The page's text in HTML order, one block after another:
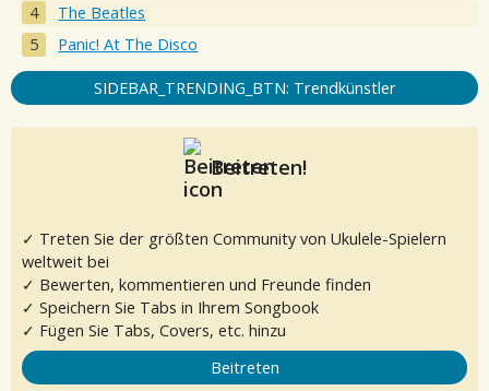
The Beatles
Panic! At The Disco
SIDEBAR_TRENDING_BTN: Trendkünstler
Beitreten!
✓ Treten Sie der größten Community von Ukulele-Spielern
weltweit bei
✓ Bewerten, kommentieren und Freunde finden
✓ Speichern Sie Tabs in Ihrem Songbook
✓ Fügen Sie Tabs, Covers, etc. hinzu
Beitreten